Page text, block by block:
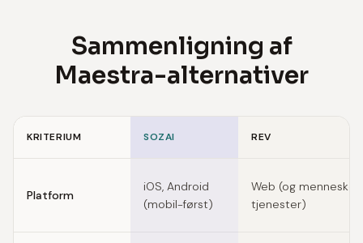
Sammenligning af
Maestra-alternativer
KRITERIUM SOZAI REV
Platform
iOS, Android
(mobil-først)
Web (og
tjenester)